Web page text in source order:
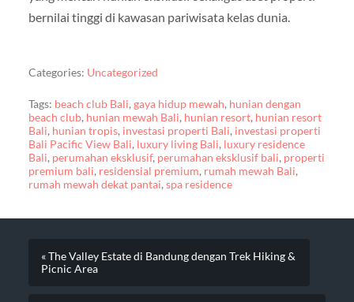
bernilai tinggi di kawasan pariwisata kelas dunia.
Categories: Uncategorized
Tags: beach club Bali,gaya hidup mewah, hunian dengan
beach club, hunian mewah Bali, hunian resort, hunian resort
Bali, hunian tropis, investasi properti Bali, investasi properti
Bali Pacific View Bali, luxury living Bali, luxury residence
Bali, perumahan eksklusif, perumahan eksklusif bali, properti
premium bali, residensial premium, rumah mewah Bali,
rumah mewah dekat pantai,spa residence
« The Valley Estate di Bandung dengan Trek Hiking &
Picnic Area